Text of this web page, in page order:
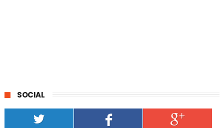
SOCIAL